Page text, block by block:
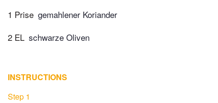
1 Prise gemahlener Koriander
2 EL schwarze Oliven
INSTRUCTIONS
Step 1